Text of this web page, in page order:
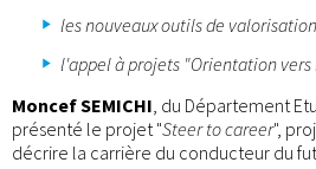
les nouveaux outils de
l'appel à projets "Orientation
Moncef SEMICHI, du Département
présenté le projet "Steer to career",
décrire la carrière du conducteur du